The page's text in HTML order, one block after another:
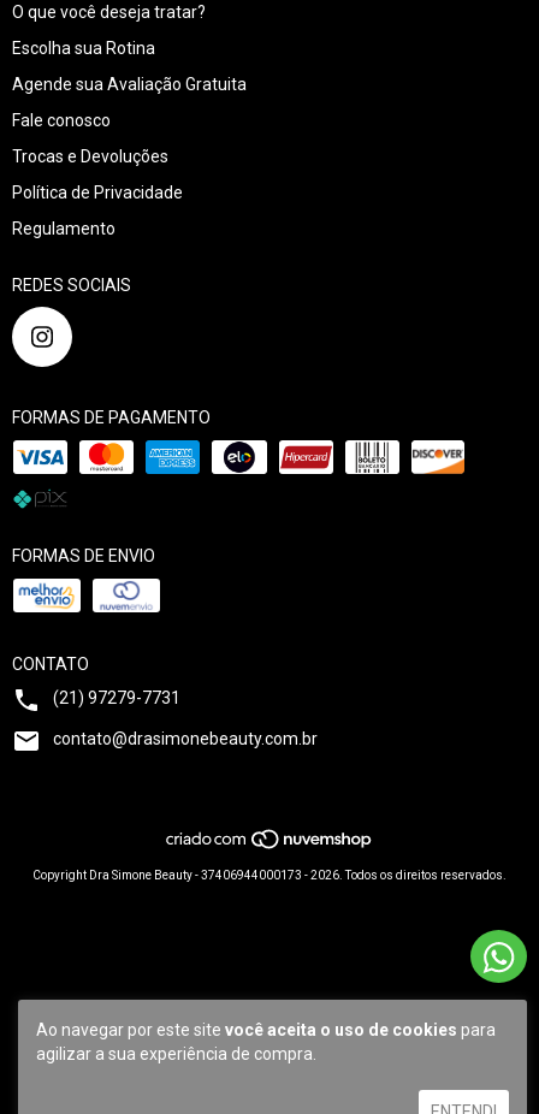
Ao navegar por este site você aceita o uso de cookies para
agilizar a sua experiência de compra.
O que você deseja tratar?
Escolha sua Rotina
Agende sua Avaliação Gratuita
Fale conosco
Trocas e Devoluções
Política de Privacidade
Regulamento
REDES SOCIAIS
FORMAS DE PAGAMENTO
FORMAS DE ENVIO
CONTATO
(21) 97279-7731
contato@drasimonebeauty.com.br
Copyright Dra Simone Beauty - 37406944000173 - 2026. Todos os direitos reservados.